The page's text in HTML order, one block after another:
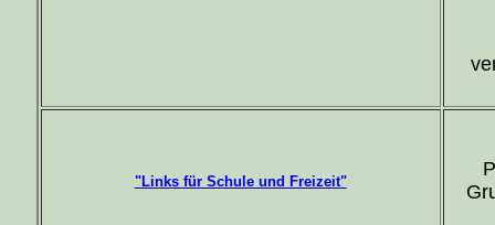
"Links für Schule und Freizeit"